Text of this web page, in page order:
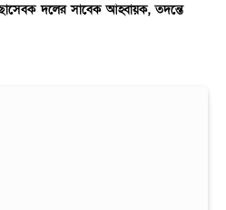
দলের সাবেক আহ্বায়ক, তদন্তে